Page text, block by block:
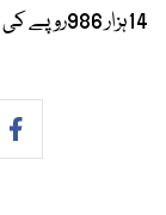
14ہزار 986روپے کی نئی بلند ترین سطح پر پہنچ گئی۔